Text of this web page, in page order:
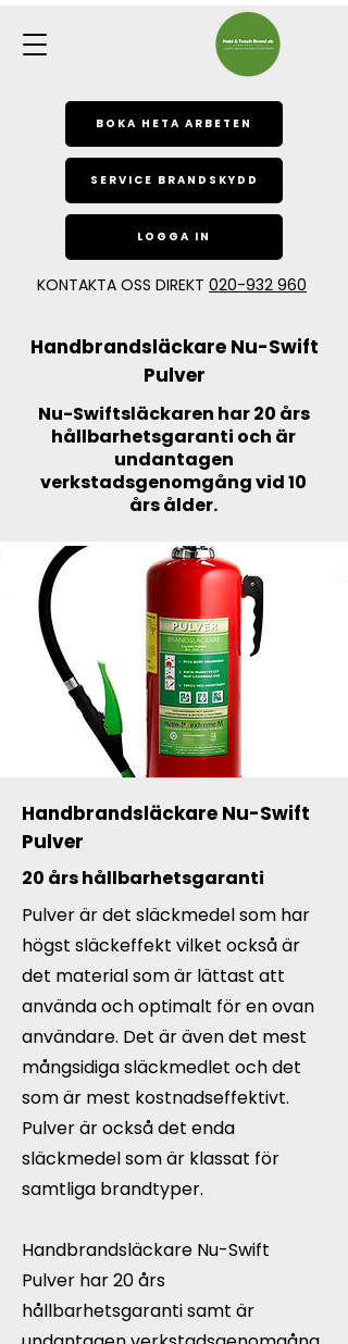
BOKA HETA ARBETEN
SERVICE BRANDSKYDD
LOGGA IN
KONTAKTA OSS DIREKT 020-932 960
Handbrandsläckare Nu-Swift
Pulver
Nu-Swiftsläckaren har 20 års
hållbarhetsgaranti och är
undantagen
verkstadsgenomgång vid 10
års ålder.
Handbrandsläckare Nu-Swift
Pulver
20 års hållbarhetsgaranti
Pulver är det släckmedel som har
högst släckeffekt vilket också är
det material som är lättast att
använda och optimalt för en ovan
användare. Det är även det mest
mångsidiga släckmedlet och det
som är mest kostnadseffektivt.
Pulver är också det enda
släckmedel som är klassat för
samtliga brandtyper.
Handbrandsläckare Nu-Swift
Pulver har 20 års
hållbarhetsgaranti samt är